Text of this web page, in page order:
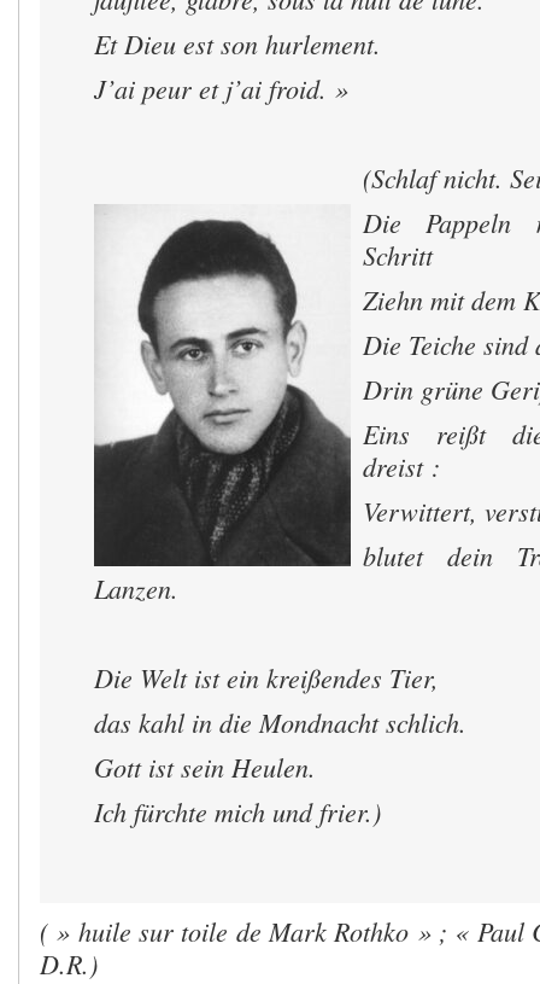
Et Dieu est son hurlement.
J’ai peur et j’ai froid. »
(Schlaf nicht.
Die Pappeln
Schritt
Ziehn mit dem
Die Teiche
Drin grüne
Eins reißt
dreist :
Verwittert,
blutet dein
Lanzen.
Die Welt ist ein kreißendes Tier,
das kahl in die Mondnacht schlich.
Gott ist sein Heulen.
Ich fürchte mich und frier.)
( » huile sur toile de Mark Rothko » ; « Paul
D.R.)